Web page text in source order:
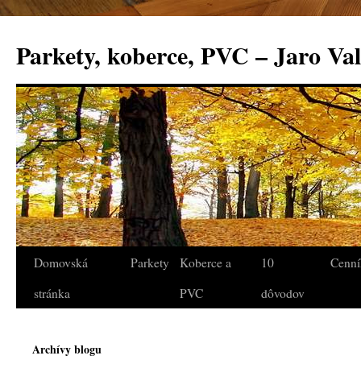
Parkety, koberce, PVC – Jaro
Domovská
stránka
Parkety
Koberce a
PVC
10
dôvodov
Archívy blogu